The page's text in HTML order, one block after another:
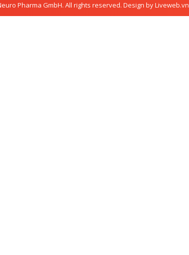
Pharma GmbH. All rights reserved. Design by Liveweb.vn